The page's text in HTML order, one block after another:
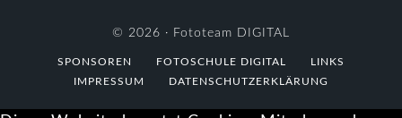
© 2026 · Fototeam DIGITAL
SPONSOREN FOTOSCHULE DIGITAL
LINKS
IMPRESSUM
DATENSCHUTZERKLÄRUNG